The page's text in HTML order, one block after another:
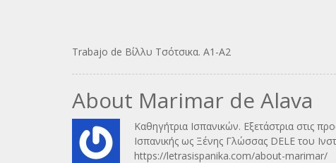
Trabajo de Βίλλυ Τσότσικα. Α1-Α2
About Marimar de Alava
Καθηγήτρια Ισπανικών. Εξετάστρια στις
Ισπανικής ως Ξένης Γλώσσας DELE του
https://letrasispanika.com/about-marimar/